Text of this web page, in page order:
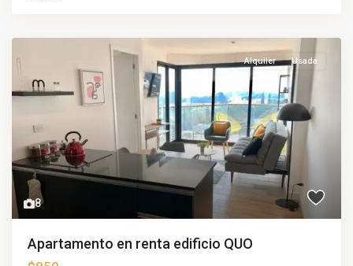
8
Alquiler Usada
Apartamento en renta edificio QUO